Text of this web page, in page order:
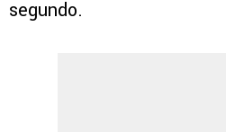
segundo.